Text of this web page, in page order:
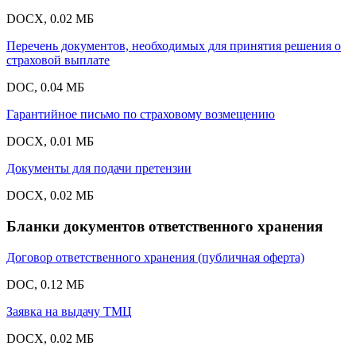
DOCX, 0.02 МБ
Перечень документов, необходимых для принятия решения о
страховой выплате
DOC, 0.04 МБ
Гарантийное письмо по страховому возмещению
DOCX, 0.01 МБ
Документы для подачи претензии
DOCX, 0.02 МБ
Бланки документов ответственного хранения
Договор ответственного хранения (публичная оферта)
DOC, 0.12 МБ
Заявка на выдачу ТМЦ
DOCX, 0.02 МБ